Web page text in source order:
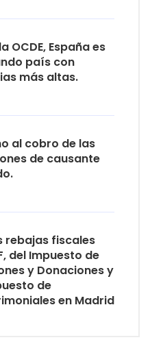
OCDE, España es
país con
más altas.
al cobro de las
de causante
rebajas fiscales
del Impuesto de
y Donaciones y
de
en Madrid